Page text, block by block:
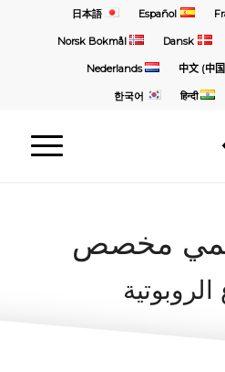
Español
日本語
Dansk
Norsk Bokmål
中文 (中
Nederlands
हिन्दी
한국어
مخصص
الروبوتية